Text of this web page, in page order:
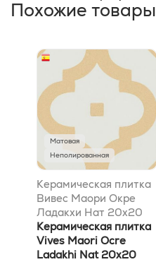
Похожие товары
Матовая
Неполированная
Керамическая плитка
Вивес Маори Окре
Ладакхи Нат 20x20
Керамическая плитка
Vives Maori Ocre
Ladakhi Nat 20x20